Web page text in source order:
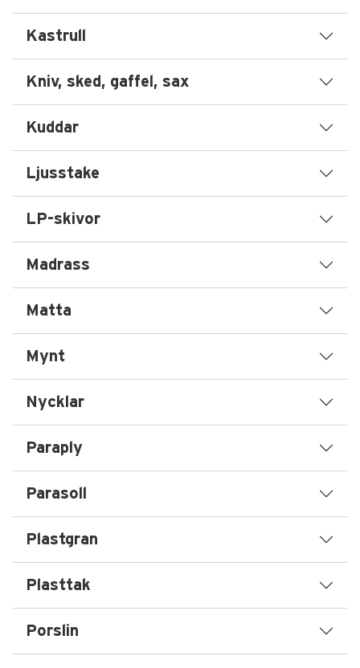
Kastrull
Kniv, sked, gaffel, sax
Kuddar
Ljusstake
LP-skivor
Madrass
Matta
Mynt
Nycklar
Paraply
Parasoll
Plastgran
Plasttak
Porslin